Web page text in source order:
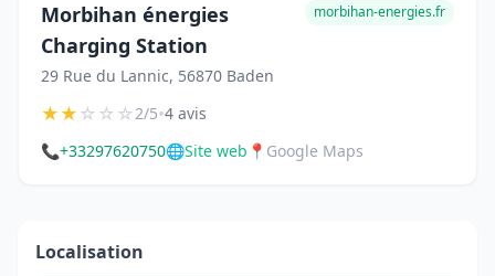
Morbihan énergies
Charging Station
29 Rue du Lannic, 56870 Baden
morbihan-energies.fr
★★☆☆☆2/5•4 avis
📞+33297620750🌐Site web 📍 Google Maps
Localisation